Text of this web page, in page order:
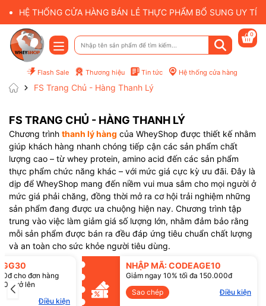
HỆ THỐNG CỬA HÀNG BÁN LẺ THỰC PHẨM BỔ SUNG UY
Flash Sale Thương hiệu Tin tức Hệ thống cửa hàng
0
FS Trang Chủ - Hàng Thanh Lý
FS TRANG CHỦ - HÀNG THANH LÝ
Chương trình thanh lý hàng của WheyShop được thiết kế nhằm
giúp khách hàng nhanh chóng tiếp cận các sản phẩm chất
lượng cao – từ whey protein, amino acid đến các sản phẩm
thực phẩm chức năng khác – với mức giá cực kỳ ưu đãi. Đây là
dịp để WheyShop mang đến niềm vui mua sắm cho mọi người ở
mức giá phải chăng, đồng thời mở ra cơ hội trải nghiệm những
sản phẩm đang được ưa chuộng hiện nay. Chương trình tập
trung vào việc làm giảm giá số lượng lớn, nhằm đảm bảo rằng
mỗi sản phẩm được bán ra đều đáp ứng tiêu chuẩn chất lượng
và an toàn cho sức khỏe người tiêu dùng.
cho đơn hàng
trở lên
Điều kiện
NHẬP MÃ: CODEAGE10
Giảm ngay 10% tối đa 150.000đ
Sao chép
Điều kiện
Mã giảm giá:
Điều kiện: